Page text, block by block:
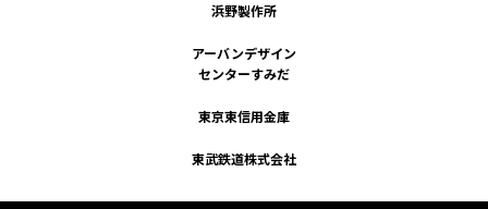
浜野製作所
アーバンデザイン
センターすみだ
東京東信用金庫
東武鉄道株式会社